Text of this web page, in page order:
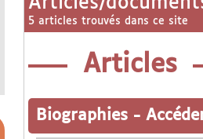
5 articles trouvés dans ce site
Articles
Biographies -